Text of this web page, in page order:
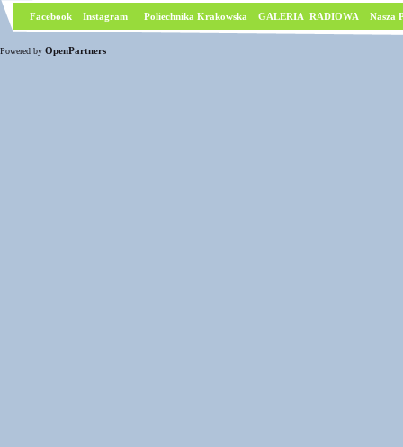
Facebook Instagram Poliechnika Krakowska GALERIA RADIOWA Nasza
Powered by OpenPartners